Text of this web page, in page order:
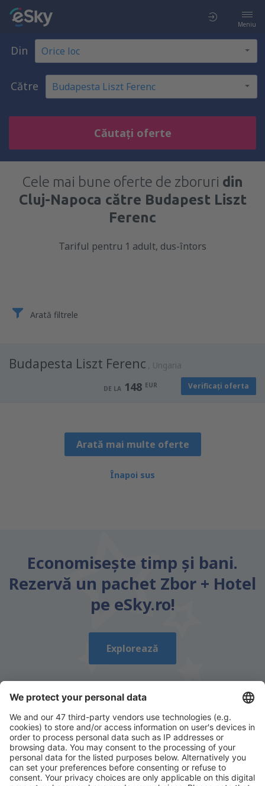
Meniu
Din
Către
Căutați oferte
Cele mai bune oferte de zboruri din
Cluj-Napoca către Budapest Liszt
Ferenc
Tariful pentru 1 adult, dus-întors
Arată filtrele
Budapesta Liszt Ferenc Ungaria
DE LA 148 EUR Verificați oferta
Arată mai multe oferte
Înapoi sus
Economiseşte timp și bani.
Rezervă un pachet Zbor + Hotel
pe eSky.ro!
Explorează
Descarcă aplicația noastrăși organizează-ţi